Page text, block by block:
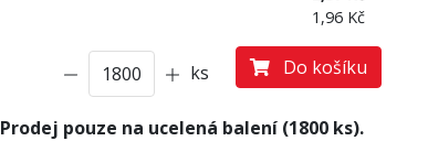
1,96 Kč
ks Do košíku
Prodej pouze na ucelená balení (1800 ks).